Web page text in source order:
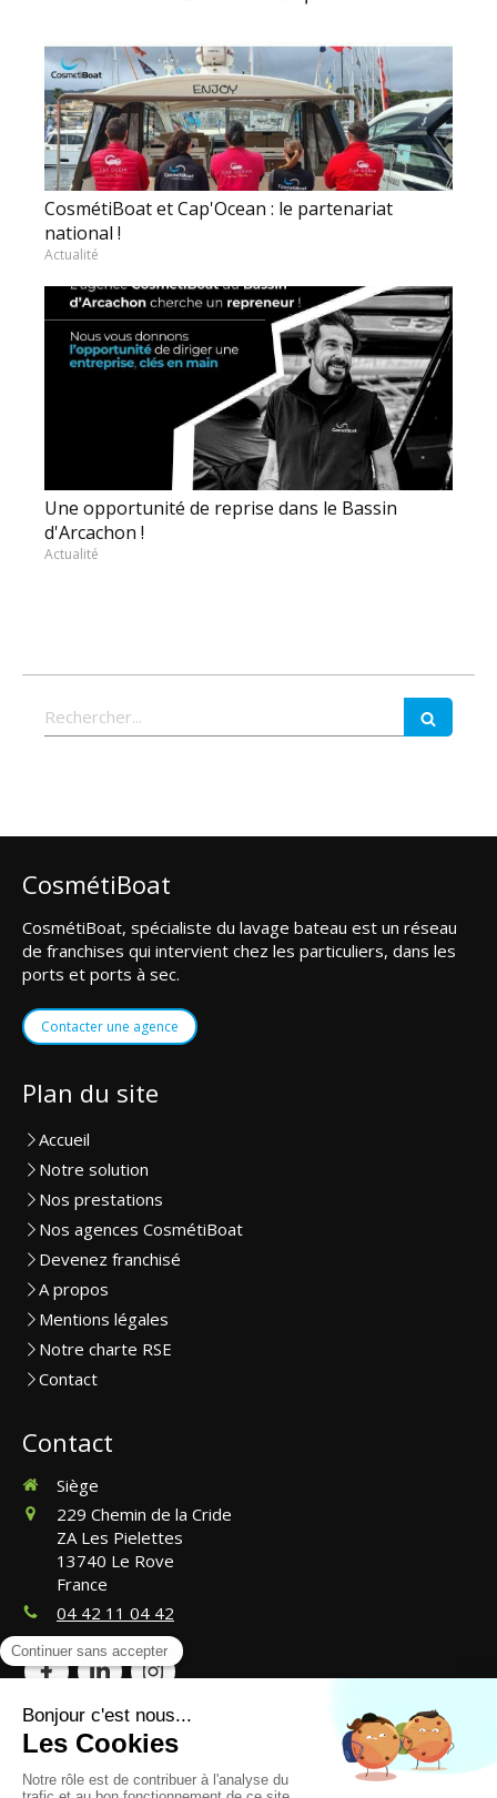
CosmétiBoat et Cap'Ocean : le partenariat
national !
Actualité
Une opportunité de reprise dans le Bassin
d'Arcachon !
Actualité
Rechercher
CosmétiBoat
CosmétiBoat, spécialiste du lavage bateau est un réseau
de franchises qui intervient chez les particuliers, dans les
ports et ports à sec.
Contacter une agence
Plan du site
Accueil
Notre solution
Nos prestations
Nos agences CosmétiBoat
Devenez franchisé
A propos
Mentions légales
Notre charte RSE
Contact
Contact
Siège
229 Chemin de la Cride
ZA Les Pielettes
13740 Le Rove
France
04 42 11 04 42
©2024 CosmétiBoat - Lavage de bateaux